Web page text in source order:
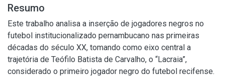
Resumo
Este trabalho analisa a inserção de jogadores negros no
futebol institucionalizado pernambucano nas primeiras
décadas do século XX, tomando como eixo central a
trajetória de Teófilo Batista de Carvalho, o “Lacraia”,
considerado o primeiro jogador negro do futebol recifense.